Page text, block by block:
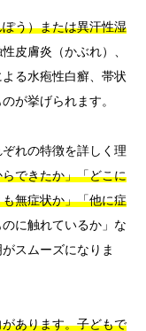
う）または異汗性湿
皮膚炎（かぶれ）、
る水疱性白癬、帯状
が挙げられます。
れの特徴を詳しく理
できたか」「どこに
無症状か」「他に症
のに触れているか」な
スムーズになりま
あります。子どもで